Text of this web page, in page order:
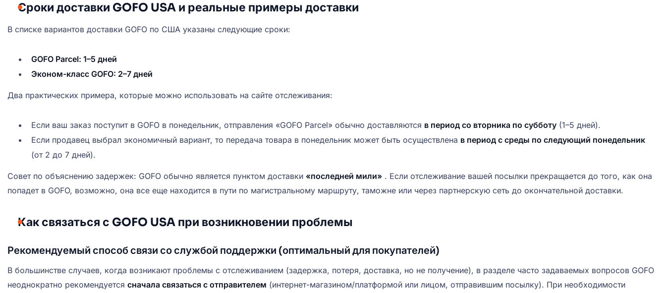
Сроки доставки GOFO USA и реальные примеры доставки
В списке вариантов доставки GOFO по США указаны следующие сроки:
GOFO Parcel: 1–5 дней
Эконом-класс GOFO: 2–7 дней
Два практических примера, которые можно использовать на сайте отслеживания:
Если ваш заказ поступит в GOFO в понедельник, отправления «GOFO Parcel» обычно доставляются в период со вторника по субботу (1–5 дней).
Если продавец выбрал экономичный вариант, то передача товара в понедельник может быть осуществлена в период с среды по следующий понедельник
(от 2 до 7 дней).
Совет по объяснению задержек: GOFO обычно является пунктом доставки «последней мили» . Если отслеживание вашей посылки прекращается до того, как она
попадет в GOFO, возможно, она все еще находится в пути по магистральному маршруту, таможне или через партнерскую сеть до окончательной доставки.
Как связаться с GOFO USA при возникновении проблемы
Рекомендуемый способ связи со службой поддержки (оптимальный для покупателей)
В большинстве случаев, когда возникают проблемы с отслеживанием (задержка, потеря, доставка, но не получение), в разделе часто задаваемых вопросов GOFO
неоднократно рекомендуется сначала связаться с отправителем (интернет-магазином/платформой или лицом, отправившим посылку). При необходимости